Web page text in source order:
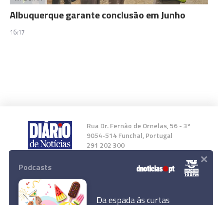
Albuquerque garante conclusão em Junho
16:17
Rua Dr. Fernão de Ornelas, 56 - 3º
9054-514 Funchal, Portugal
291 202 300
Instale a nossa App
Podcasts
Da espada às curtas
×